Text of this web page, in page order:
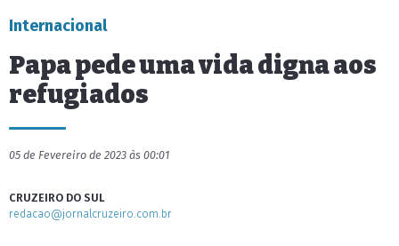
Internacional
Papa pede uma vida digna aos
refugiados
05 de Fevereiro de 2023 às 00:01
CRUZEIRO DO SUL
redacao@jornalcruzeiro.com.br